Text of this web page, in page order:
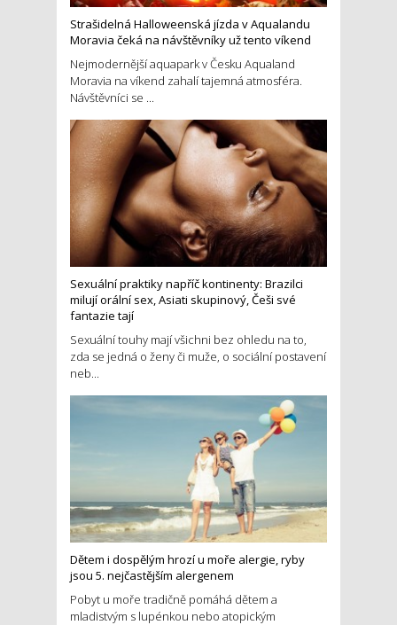
Strašidelná Halloweenská jízda v Aqualandu
Moravia čeká na návštěvníky už tento víkend
Nejmodernější aquapark v Česku Aqualand
Moravia na víkend zahalí tajemná atmosféra.
Návštěvníci se ...
Sexuální praktiky napříč kontinenty: Brazilci
milují orální sex, Asiati skupinový, Češi své
fantazie tají
Sexuální touhy mají všichni bez ohledu na to,
zda se jedná o ženy či muže, o sociální postavení
neb...
Dětem i dospělým hrozí u moře alergie, ryby
jsou 5. nejčastějším alergenem
Pobyt u moře tradičně pomáhá dětem a
mladistvým s lupénkou nebo atopickým